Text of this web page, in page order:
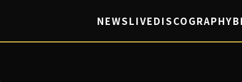
NEWSLIVEDISCOGRAPHY